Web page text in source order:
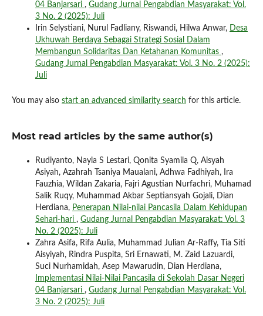
04 Banjarsari , Gudang Jurnal Pengabdian Masyarakat: Vol.
3 No. 2 (2025): Juli
Irin Selystiani, Nurul Fadliany, Riswandi, Hilwa Anwar, Desa
Ukhuwah Berdaya Sebagai Strategi Sosial Dalam
Membangun Solidaritas Dan Ketahanan Komunitas ,
Gudang Jurnal Pengabdian Masyarakat: Vol. 3 No. 2 (2025):
Juli
You may also start an advanced similarity search for this article.
Most read articles by the same author(s)
Rudiyanto, Nayla S Lestari, Qonita Syamila Q, Aisyah
Asiyah, Azahrah Tsaniya Maualani, Adhwa Fadhiyah, Ira
Fauzhia, Wildan Zakaria, Fajri Agustian Nurfachri, Muhamad
Salik Ruqy, Muhammad Akbar Septiansyah Gojali, Dian
Herdiana, Penerapan Nilai-nilai Pancasila Dalam Kehidupan
Sehari-hari , Gudang Jurnal Pengabdian Masyarakat: Vol. 3
No. 2 (2025): Juli
Zahra Asifa, Rifa Aulia, Muhammad Julian Ar-Raffy, Tia Siti
Aisyiyah, Rindra Puspita, Sri Ernawati, M. Zaid Lazuardi,
Suci Nurhamidah, Asep Mawarudin, Dian Herdiana,
Implementasi Nilai-Nilai Pancasila di Sekolah Dasar Negeri
04 Banjarsari , Gudang Jurnal Pengabdian Masyarakat: Vol.
3 No. 2 (2025): Juli